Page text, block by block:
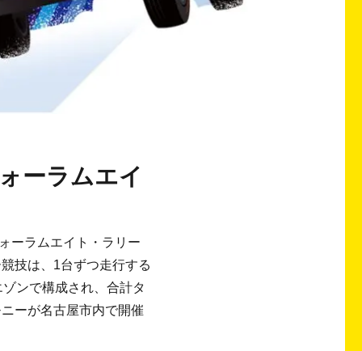
ーラムエイ
ーラムエイト・ラリー
技は、1台ずつ走行する
ンで構成され、合計タ
ーが名古屋市内で開催